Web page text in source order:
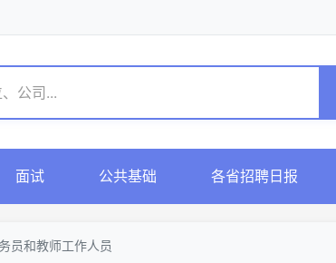
面试 公共基础 各省招聘日报
员和教师工作人员